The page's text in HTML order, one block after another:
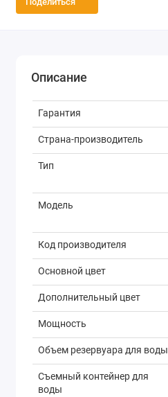
Описание
Гарантия
Страна-производитель
Тип
Модель
Код производителя
Основной цвет
Дополнительный цвет
Мощность
Объем резервуара для воды
Съемный контейнер для
воды